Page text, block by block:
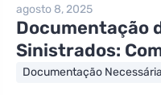
agosto 8, 2025
Documentação
Sinistrados:
Documentação Necessária